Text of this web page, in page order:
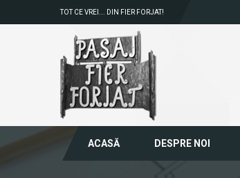
TOT CE VREI... DIN FIER FORJAT!
ACASĂ DESPRE NOI